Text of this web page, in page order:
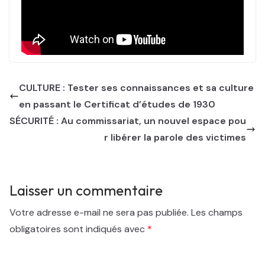
CULTURE : Tester ses connaissances et sa culture
en passant le Certificat d’études de 1930
SÉCURITÉ : Au commissariat, un nouvel espace pou
r libérer la parole des victimes
Laisser un commentaire
Votre adresse e-mail ne sera pas publiée. Les champs
obligatoires sont indiqués avec *